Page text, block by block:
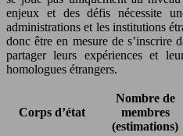
enjeux et des défis nécessite
administrations et les institutions
donc être en mesure de s’inscrire
partager leurs expériences et
homologues étrangers.
Corps d’état
Nombre de
membres
(estimations)